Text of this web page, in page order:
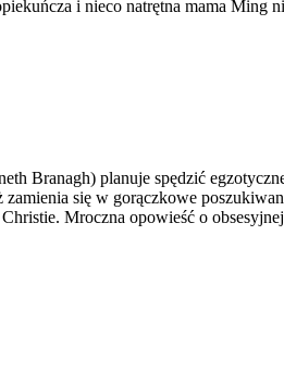
i nieco natrętna mama
Branagh) planuje spędzić
zamienia się w gorączkowe
Mroczna opowieść o